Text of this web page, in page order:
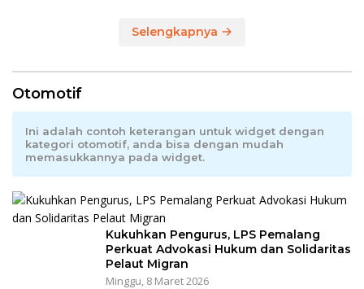
Selengkapnya
Otomotif
Ini adalah contoh keterangan untuk widget dengan
kategori otomotif, anda bisa dengan mudah
memasukkannya pada widget.
Kukuhkan Pengurus, LPS Pemalang
Perkuat Advokasi Hukum dan Solidaritas
Pelaut Migran
Minggu, 8 Maret 2026